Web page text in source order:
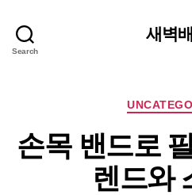
Search
새벽
손목 밴드로
렌드와